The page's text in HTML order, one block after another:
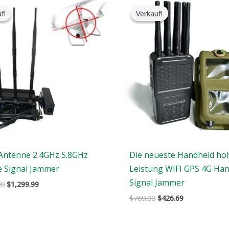
2.4GHz 5.8GHz
Signal Jammer
ursprüngliche
Preis
war:
$1,999.00.
$1,299.99
Preis
$1,299.99.
Verkauf!
Verkauf!
Die neueste Handheld
Leistung WIFI GPS 4G
Signal Jammer
$769.00
ursprüngliche
Preis
war:
$769.00.
$426.69
aktuelle
Preis
ist:
$426.69.